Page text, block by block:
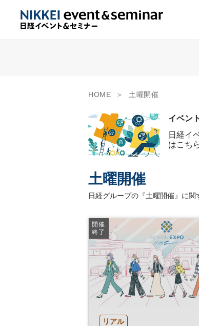
HOME 土曜開催
イベン
日経イ
はこち
土曜開催
日経グループの『土曜開催』に
開催
終了
リアル